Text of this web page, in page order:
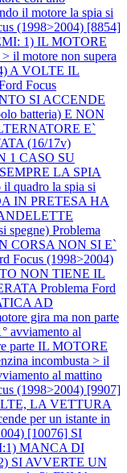
il motore la spia si
(1998>2004) [8854]
1) IL MOTORE
motore non supera
A VOLTE IL
Focus
SI ACCENDE
batteria) E NON
E`
(16/17v)
1 CASO SU
LA SPIA
quadro la spia si
IN PRETESA HA
spegne) Problema
CORSA NON SI E`
Focus (1998>2004)
NON TIENE IL
Problema Ford
AD
gira ma non parte
avviamento al
parte IL MOTORE
incombusta > il
al mattino
(1998>2004) [9907]
LA VETTURA
per un istante in
[10076] SI
MANCA DI
SI AVVERTE UN